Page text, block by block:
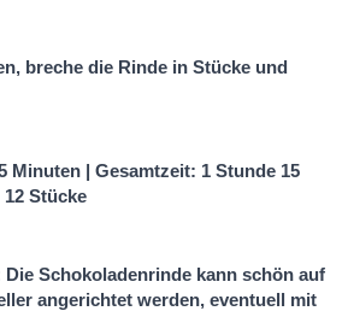
breche die Rinde in Stücke und
Minuten | Gesamtzeit: 1 Stunde 15
Stücke
Schokoladenrinde kann schön auf
angerichtet werden, eventuell mit